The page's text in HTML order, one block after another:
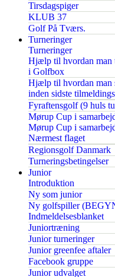
Tirsdagspiger
KLUB 37
Golf På Tværs.
Turneringer
Turneringer
Hjælp til hvordan man
i Golfbox
Hjælp til hvordan man
inden sidste
Fyraftensgolf (9 huls
Mørup Cup i
Mørup Cup i
Nærmest flaget
Regionsgolf Danmark
Turneringsbetingelser
Junior
Introduktion
Ny som junior
Ny golfspiller
Indmeldelsesblanket
Juniortræning
Junior turneringer
Junior greenfee aftaler
Facebook gruppe
Junior udvalget